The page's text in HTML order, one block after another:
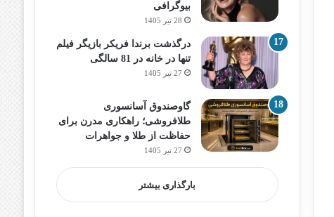
بیوگرافی
28 تیر 1405
درگذشت برندا فریکر بازیگر فیلم
تنها در خانه در 81 سالگی
27 تیر 1405
گاوصندوق آسانسوری
طلافروشی؛ راهکاری مدرن برای
حفاظت از طلا و جواهرات
27 تیر 1405
بارگذاری بیشتر